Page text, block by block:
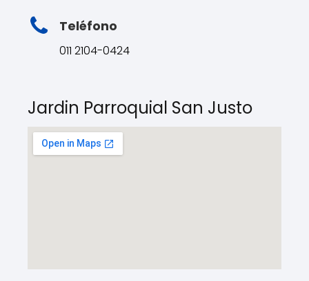
Teléfono
011 2104-0424
Jardin Parroquial San Justo